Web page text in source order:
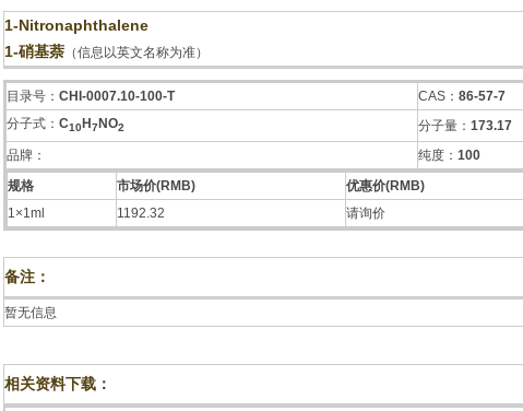
1-Nitronaphthalene
1-硝基萘 （信息以英文名称为准）
目录号： CHI-0007.10-100-T CAS： 86-57-7
分子式： C10H 7 NO2 分子量： 173.17
品牌：
纯度： 100
规格
市场价(RMB) 优惠价(RMB)
1×1ml
1192.32 请询价
备注：
暂无信息
相关资料下载：